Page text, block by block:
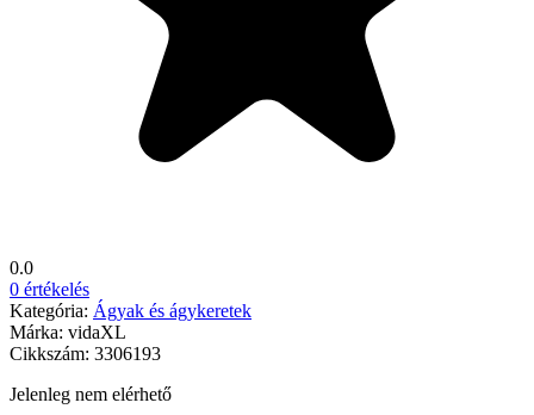
0.0
0 értékelés
Kategória: Ágyak és ágykeretek
Márka: vidaXL
Cikkszám: 3306193
Jelenleg nem elérhető